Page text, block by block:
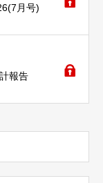
月号)
報告